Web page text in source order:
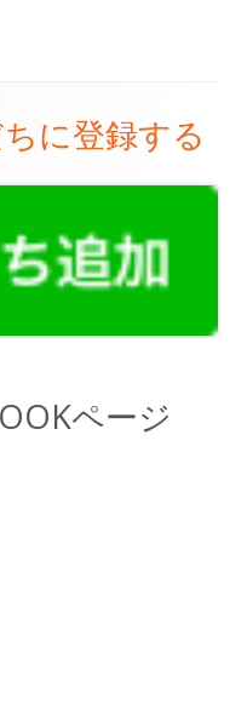
に登録する
ページ